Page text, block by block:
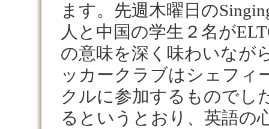
ます。先週木曜日の
人と中国の学生２名が
の意味を深く味わいなが
ッカークラブはシェフィ
クルに参加するものでし
るというとおり、英語の